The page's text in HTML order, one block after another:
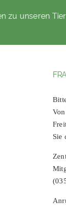
zu unseren
Sie